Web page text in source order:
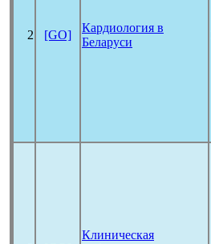
2 [GO]
Кардиология в
Беларуси
Клиническая